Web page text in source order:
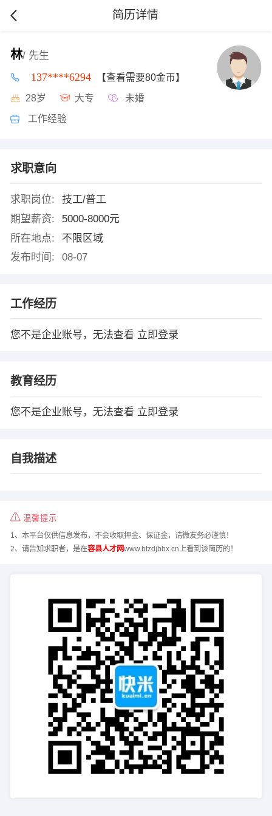
简历详情
林/ 先生
137****6294 【查看需要80金币】
28岁 大专 未婚
工作经验
求职意向
求职岗位:
技工/普工
期望薪资:
5000-8000元
所在地点:
不限区域
发布时间:
08-07
工作经历
您不是企业账号，无法查看 立即登录
教育经历
您不是企业账号，无法查看 立即登录
自我描述
温馨提示
1、本平台仅供信息发布，不会收取押金、保证金，请微友务必谨慎！
2、请告知求职者，是在容县人才网www.btzdjbbx.cn上看到该简历的！